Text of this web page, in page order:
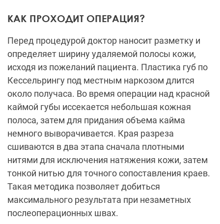
КАК ПРОХОДИТ ОПЕРАЦИЯ?
Перед процедурой доктор наносит разметку и
определяет ширину удаляемой полосы кожи,
исходя из пожеланий пациента. Пластика губ по
Кессельрингу под местным наркозом длится
около получаса. Во время операции над красной
каймой губы иссекается небольшая кожная
полоса, затем для придания объема кайма
немного выворачивается. Края разреза
сшиваются в два этапа сначала плотными
нитями для исключения натяжения кожи, затем
тонкой нитью для точного сопоставления краев.
Такая методика позволяет добиться
максимального результата при незаметных
послеоперационных швах.